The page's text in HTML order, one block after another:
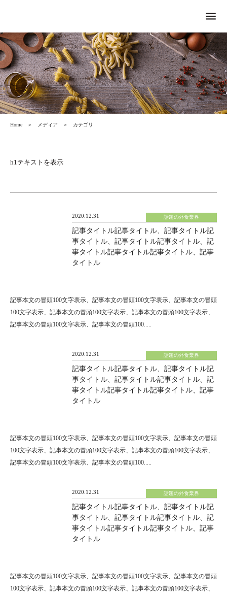
menu
Home ＞ メディア ＞ カテゴリ
h1テキストを表示
2020.12.31 話題の外食業界
記事タイトル記事タイトル、記事タイトル記
事タイトル、記事タイトル記事タイトル、記
事タイトル記事タイトル記事タイトル、記事
タイトル
記事本文の冒頭100文字表示、記事本文の冒頭100文字表示、記事本文の冒頭
100文字表示、記事本文の冒頭100文字表示、記事本文の冒頭100文字表示、
記事本文の冒頭100文字表示、記事本文の冒頭100.....
2020.12.31 話題の外食業界
記事タイトル記事タイトル、記事タイトル記
事タイトル、記事タイトル記事タイトル、記
事タイトル記事タイトル記事タイトル、記事
タイトル
記事本文の冒頭100文字表示、記事本文の冒頭100文字表示、記事本文の冒頭
100文字表示、記事本文の冒頭100文字表示、記事本文の冒頭100文字表示、
記事本文の冒頭100文字表示、記事本文の冒頭100.....
2020.12.31 話題の外食業界
記事タイトル記事タイトル、記事タイトル記
事タイトル、記事タイトル記事タイトル、記
事タイトル記事タイトル記事タイトル、記事
タイトル
記事本文の冒頭100文字表示、記事本文の冒頭100文字表示、記事本文の冒頭
100文字表示、記事本文の冒頭100文字表示、記事本文の冒頭100文字表示、